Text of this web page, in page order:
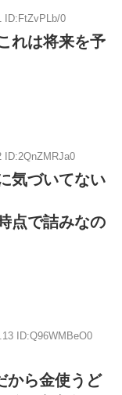
ID:FtZvPLb/0
れは将来を予
ID:2QnZMRJa0
気づいてない
点で詰みなの
ID:Q96WMBeO0
から金使うど